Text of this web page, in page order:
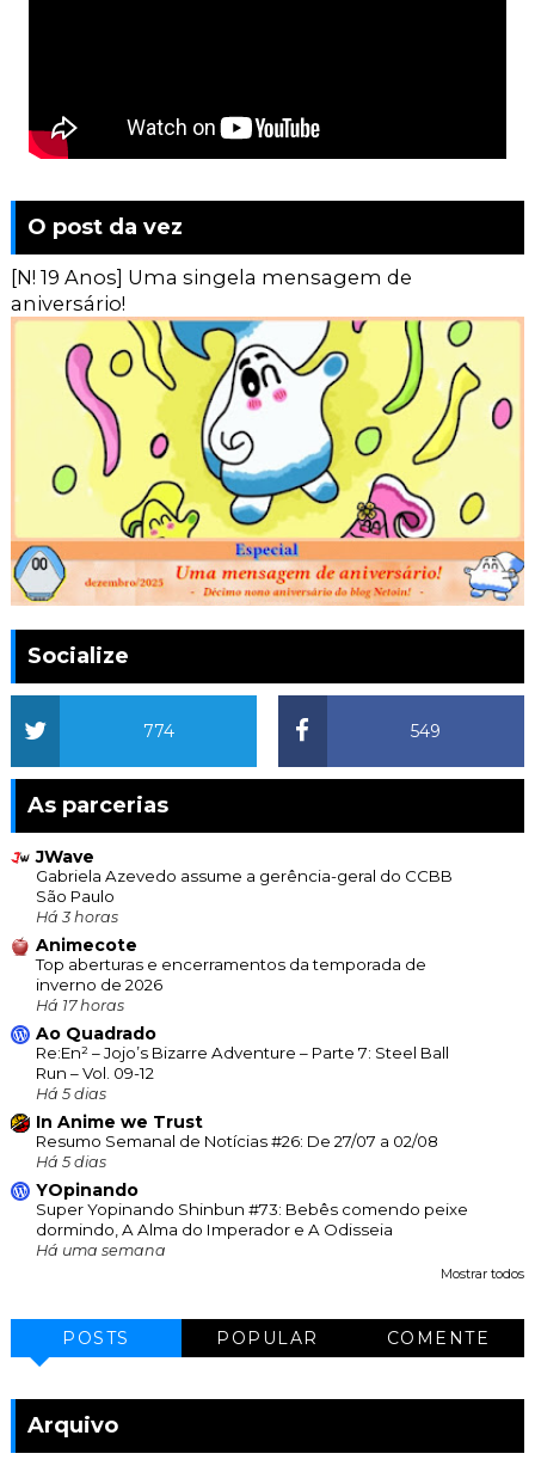
O post da vez
[N! 19 Anos] Uma singela mensagem de
aniversário!
Socialize
549
774
As parcerias
JWave
Gabriela Azevedo assume a gerência-geral do CCBB
São Paulo
Há 3 horas
Animecote
Top aberturas e encerramentos da temporada de
inverno de 2026
Há 17 horas
Ao Quadrado
Re:En² – Jojo’s Bizarre Adventure – Parte 7: Steel Ball
Run – Vol. 09-12
Há 5 dias
In Anime we Trust
Resumo Semanal de Notícias #26: De 27/07 a 02/08
Há 5 dias
YOpinando
Super Yopinando Shinbun #73: Bebês comendo peixe
dormindo, A Alma do Imperador e A Odisseia
Há uma semana
Mostrar todos
POSTS POPULAR COMENTE
Arquivo